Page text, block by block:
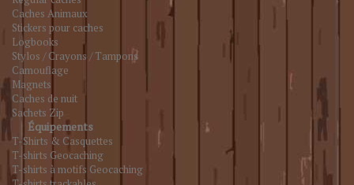
Caches Animaux
Stickers pour caches
Logbooks
Stylos / Crayons / Tampons
Camouflage
Magnets
Caches de nuit
Sachets Zip
Équipements
T-Shirts & Casquettes
T-shirts Geocaching
T-shirts à motifs Geocaching